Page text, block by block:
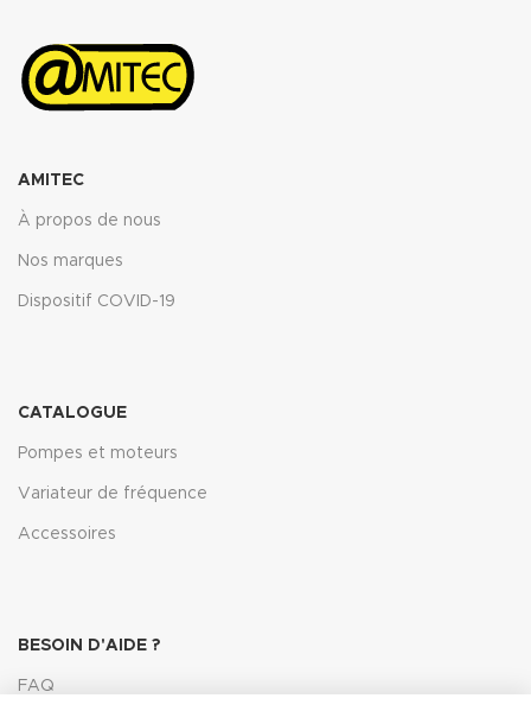
AMITEC
À propos de nous
Nos marques
Dispositif COVID-19
CATALOGUE
Pompes et moteurs
Variateur de fréquence
Accessoires
BESOIN D'AIDE ?
FAQ